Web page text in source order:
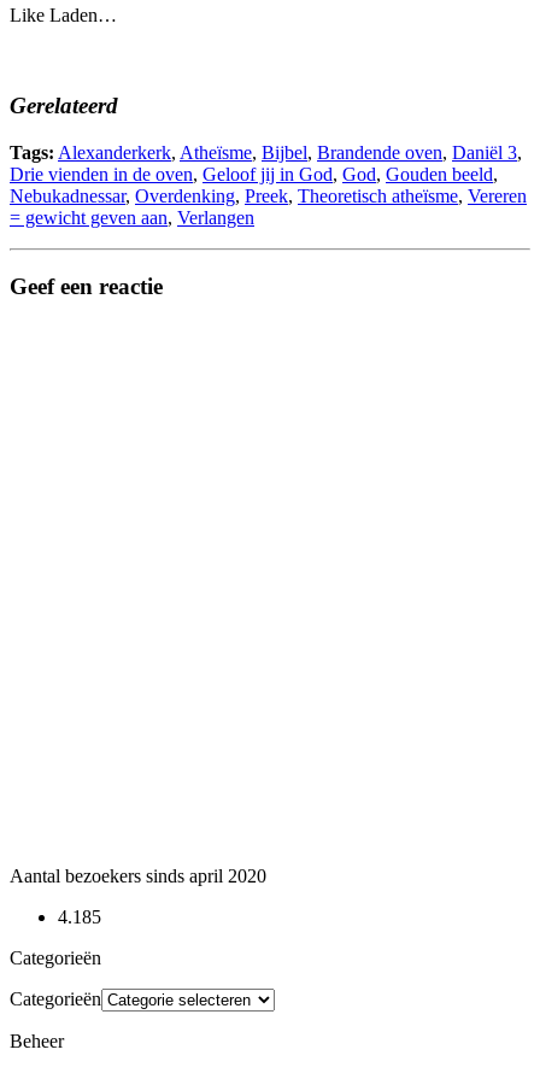
Like Laden…
Gerelateerd
Tags: Alexanderkerk, Atheïsme, Bijbel, Brandende oven, Daniël 3,
Drie vienden in de oven, Geloof jij in God, God, Gouden beeld,
Nebukadnessar, Overdenking, Preek, Theoretisch atheïsme, Vereren
= gewicht geven aan, Verlangen
Geef een reactie
Aantal bezoekers sinds april 2020
4.185
Categorieën
Categorieën
Beheer